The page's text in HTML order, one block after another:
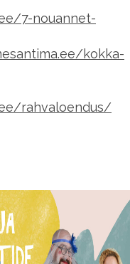
7-nouannet-
kokka-
rahvaloendus/